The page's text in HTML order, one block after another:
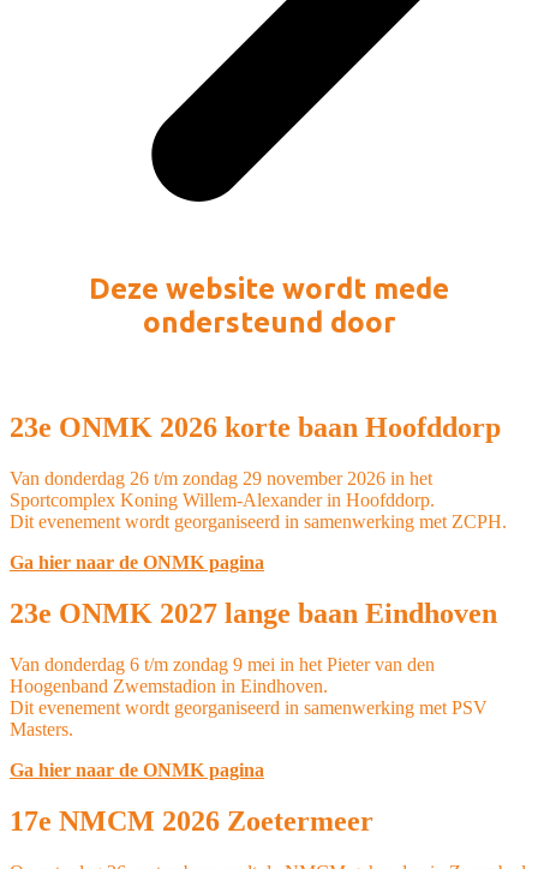
Deze website wordt mede
ondersteund door
23e ONMK 2026 korte baan Hoofddorp
Van donderdag 26 t/m zondag 29 november 2026 in het
Sportcomplex Koning Willem-Alexander in Hoofddorp.
Dit evenement wordt georganiseerd in samenwerking met ZCPH.
Ga hier naar de ONMK pagina
23e ONMK 2027 lange baan Eindhoven
Van donderdag 6 t/m zondag 9 mei in het Pieter van den
Hoogenband Zwemstadion in Eindhoven.
Dit evenement wordt georganiseerd in samenwerking met PSV
Masters.
Ga hier naar de ONMK pagina
17e NMCM 2026 Zoetermeer